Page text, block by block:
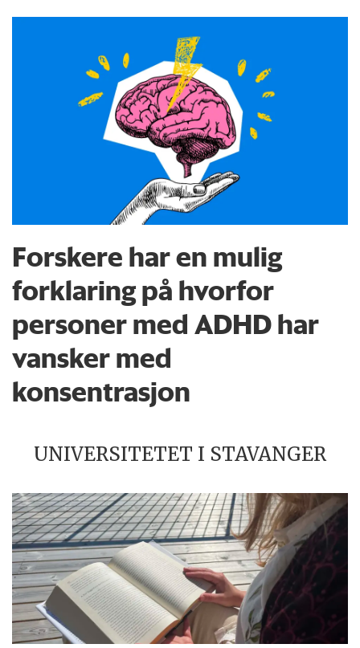
Forskere har en mulig
forklaring på hvorfor
personer med ADHD har
vansker med
konsentrasjon
UNIVERSITETET I STAVANGER